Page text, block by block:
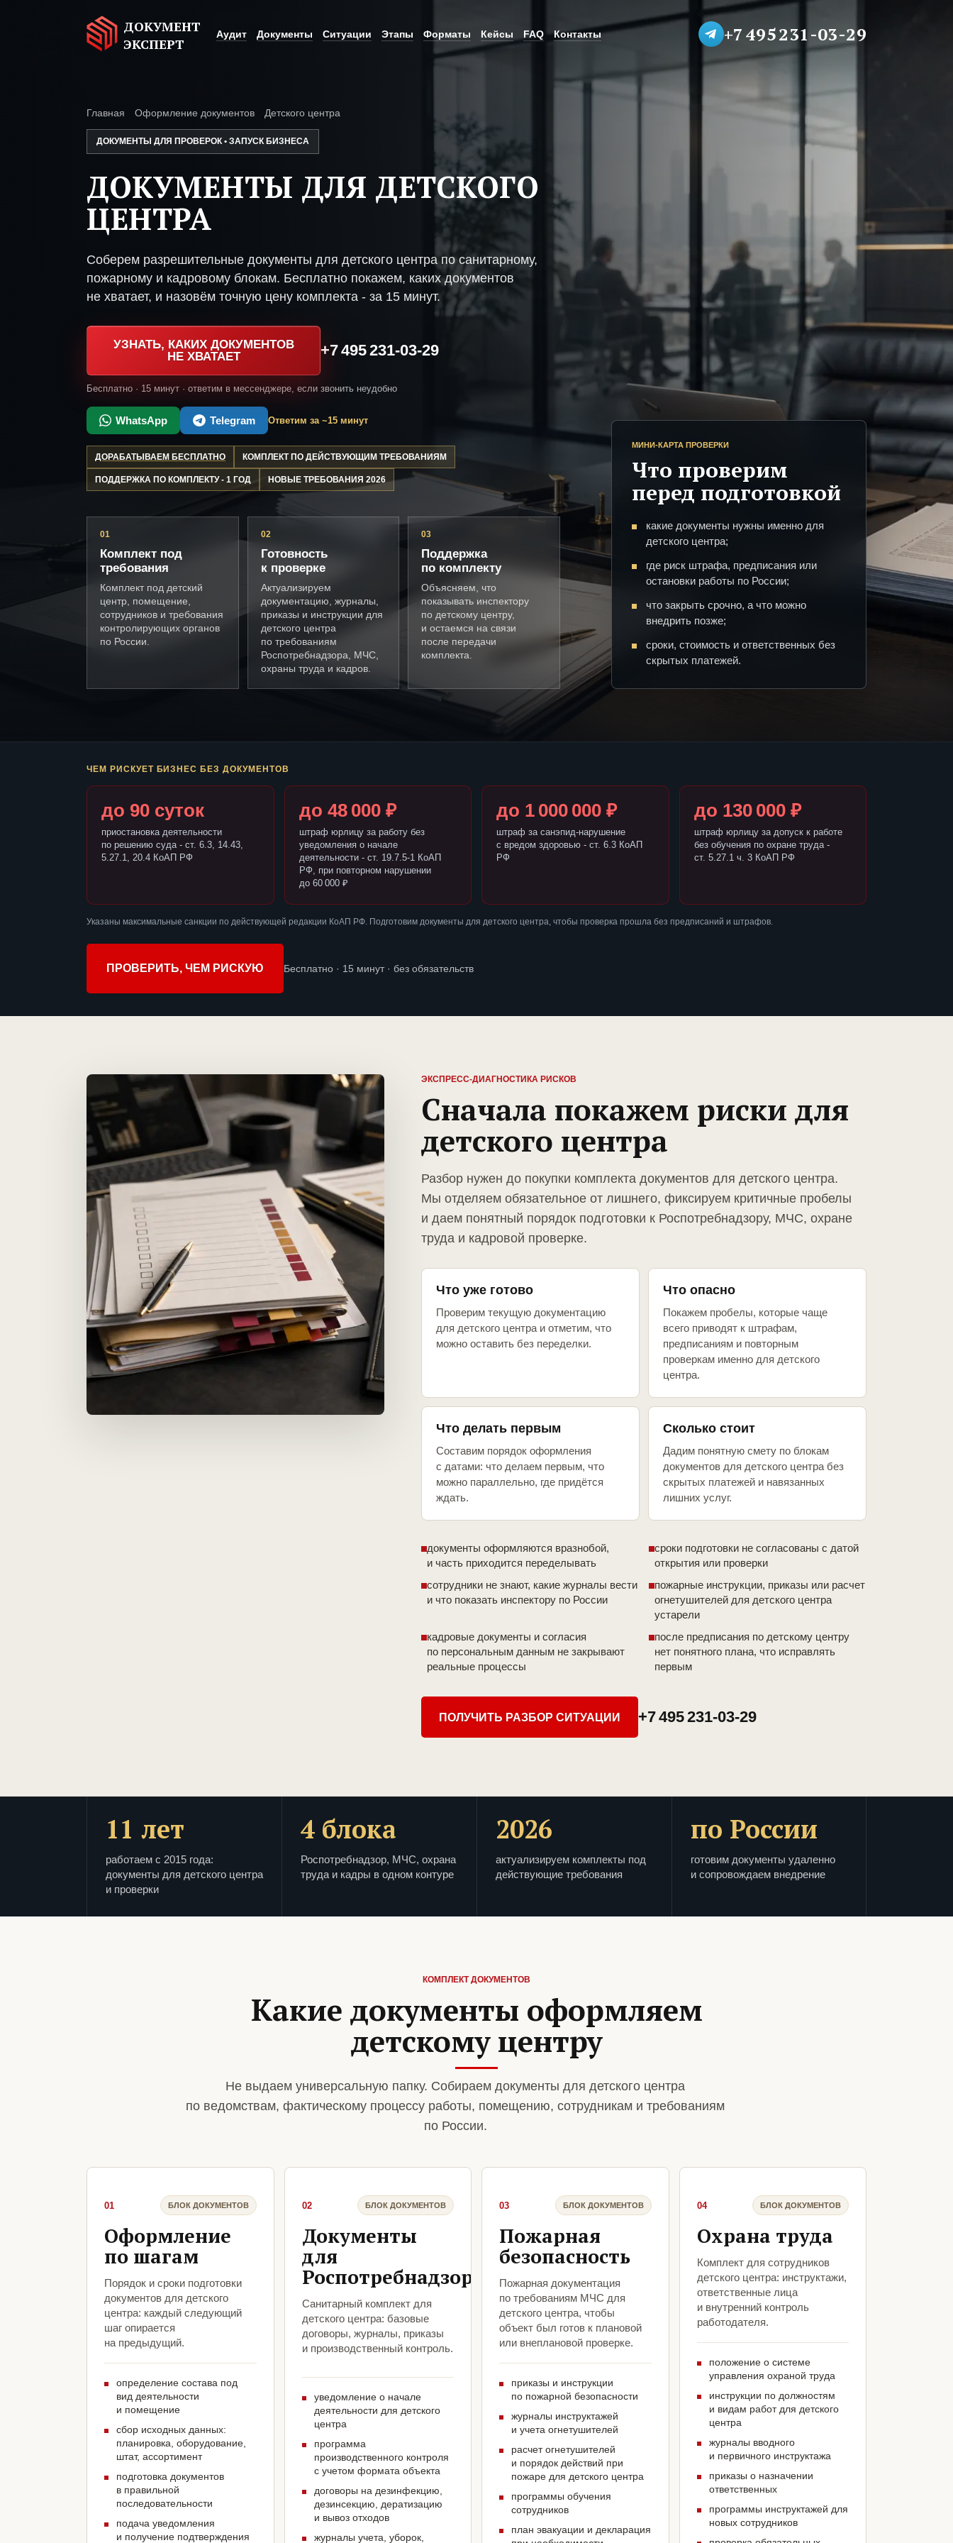
ДОКУМЕНТ
ЭКСПЕРТ
Аудит Документы Ситуации Этапы Форматы Кейсы FAQ Контакты +7 495 231-03-29
Главная Оформление документов Детского центра
ДОКУМЕНТЫ ДЛЯ ПРОВЕРОК • ЗАПУСК БИЗНЕСА
ДОКУМЕНТЫ ДЛЯ ДЕТСКОГО
ЦЕНТРА
Соберем разрешительные документы для детского центра по санитарному,
пожарному и кадровому блокам. Бесплатно покажем, каких документов
не хватает, и назовём точную цену комплекта - за 15 минут.
УЗНАТЬ, КАКИХ ДОКУМЕНТОВ
НЕ ХВАТАЕТ
+7 495 231-03-29
Бесплатно · 15 минут · ответим в мессенджере, если звонить неудобно
WhatsApp Telegram Ответим за ~15 минут
ДОРАБАТЫВАЕМ БЕСПЛАТНО КОМПЛЕКТ ПО ДЕЙСТВУЮЩИМ ТРЕБОВАНИЯМ
ПОДДЕРЖКА ПО КОМПЛЕКТУ - 1 ГОД НОВЫЕ ТРЕБОВАНИЯ 2026
01
Комплект под
требования
Комплект под детский
центр, помещение,
сотрудников и требования
контролирующих органов
по России.
02
Готовность
к проверке
Актуализируем
документацию, журналы,
приказы и инструкции для
детского центра
по требованиям
Роспотребнадзора, МЧС,
охраны труда и кадров.
03
Поддержка
по комплекту
Объясняем, что
показывать инспектору
по детскому центру,
и остаемся на связи
после передачи
комплекта.
МИНИ-КАРТА ПРОВЕРКИ
Что проверим
перед подготовкой
какие документы нужны именно для
детского центра;
где риск штрафа, предписания или
остановки работы по России;
что закрыть срочно, а что можно
внедрить позже;
сроки, стоимость и ответственных без
скрытых платежей.
ЧЕМ РИСКУЕТ БИЗНЕС БЕЗ ДОКУМЕНТОВ
до 90 суток
приостановка деятельности
по решению суда - ст. 6.3, 14.43,
5.27.1, 20.4 КоАП РФ
до 48 000 ₽
штраф юрлицу за работу без
уведомления о начале
деятельности - ст. 19.7.5-1 КоАП
РФ, при повторном нарушении
до 60 000 ₽
до 1 000 000 ₽
штраф за санэпид-нарушение
с вредом здоровью - ст. 6.3 КоАП
РФ
до 130 000 ₽
штраф юрлицу за допуск к работе
без обучения по охране труда -
ст. 5.27.1 ч. 3 КоАП РФ
Указаны максимальные санкции по действующей редакции КоАП РФ. Подготовим документы для детского центра, чтобы проверка прошла без предписаний и штрафов.
ПРОВЕРИТЬ, ЧЕМ РИСКУЮ Бесплатно · 15 минут · без обязательств
ЭКСПРЕСС-ДИАГНОСТИКА РИСКОВ
Сначала покажем риски для
детского центра
Разбор нужен до покупки комплекта документов для детского центра.
Мы отделяем обязательное от лишнего, фиксируем критичные пробелы
и даем понятный порядок подготовки к Роспотребнадзору, МЧС, охране
труда и кадровой проверке.
Что уже готово
Проверим текущую документацию
для детского центра и отметим, что
можно оставить без переделки.
Что опасно
Покажем пробелы, которые чаще
всего приводят к штрафам,
предписаниям и повторным
проверкам именно для детского
центра.
Что делать первым
Составим порядок оформления
с датами: что делаем первым, что
можно параллельно, где придётся
ждать.
Сколько стоит
Дадим понятную смету по блокам
документов для детского центра без
скрытых платежей и навязанных
лишних услуг.
документы оформляются вразнобой,
и часть приходится переделывать
сроки подготовки не согласованы с датой
открытия или проверки
сотрудники не знают, какие журналы вести
и что показать инспектору по России
пожарные инструкции, приказы или расчет
огнетушителей для детского центра
устарели
кадровые документы и согласия
по персональным данным не закрывают
реальные процессы
после предписания по детскому центру
нет понятного плана, что исправлять
первым
ПОЛУЧИТЬ РАЗБОР СИТУАЦИИ +7 495 231-03-29
11 лет
работаем с 2015 года:
документы для детского центра
и проверки
4 блока
Роспотребнадзор, МЧС, охрана
труда и кадры в одном контуре
2026
актуализируем комплекты под
действующие требования
по России
готовим документы удаленно
и сопровождаем внедрение
КОМПЛЕКТ ДОКУМЕНТОВ
Какие документы оформляем
детскому центру
Не выдаем универсальную папку. Собираем документы для детского центра
по ведомствам, фактическому процессу работы, помещению, сотрудникам и требованиям
по России.
01 БЛОК ДОКУМЕНТОВ
Оформление
по шагам
Порядок и сроки подготовки
документов для детского
центра: каждый следующий
шаг опирается
на предыдущий.
определение состава под
вид деятельности
и помещение
сбор исходных данных:
планировка, оборудование,
штат, ассортимент
подготовка документов
в правильной
последовательности
подача уведомления
и получение подтверждения
02 БЛОК ДОКУМЕНТОВ
Документы
для
Роспотребнадзора
Санитарный комплект для
детского центра: базовые
договоры, журналы, приказы
и производственный контроль.
уведомление о начале
деятельности для детского
центра
программа
производственного контроля
с учетом формата объекта
договоры на дезинфекцию,
дезинсекцию, дератизацию
и вывоз отходов
журналы учета, уборок,
03 БЛОК ДОКУМЕНТОВ
Пожарная
безопасность
Пожарная документация
по требованиям МЧС для
детского центра, чтобы
объект был готов к плановой
или внеплановой проверке.
приказы и инструкции
по пожарной безопасности
журналы инструктажей
и учета огнетушителей
расчет огнетушителей
и порядок действий при
пожаре для детского центра
программы обучения
сотрудников
план эвакуации и декларация
04 БЛОК ДОКУМЕНТОВ
Охрана труда
Комплект для сотрудников
детского центра: инструктажи,
ответственные лица
и внутренний контроль
работодателя.
положение о системе
управления охраной труда
инструкции по должностям
и видам работ для детского
центра
журналы вводного
и первичного инструктажа
приказы о назначении
ответственных
программы инструктажей для
новых сотрудников